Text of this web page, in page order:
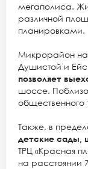
мегаполиса.
различной
планировками.
Микрорайон
Душистой и
позволяет
шоссе.
общественного
Также, в
детские сады,
ТРЦ «Красная
на расстоянии